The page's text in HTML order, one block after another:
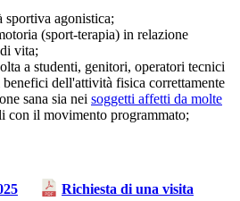
sportiva agonistica;
(sport-terapia) in relazione
vita;
a studenti, genitori, operatori tecnici
dell'attività fisica correttamente
sana sia nei soggetti affetti da molte
con il movimento programmato;
Richiesta di una visita